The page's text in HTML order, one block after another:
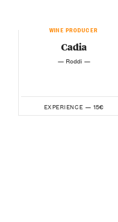
WINE PRODUCER
Cadia
— Roddi —
EXPERIENCE — 15€